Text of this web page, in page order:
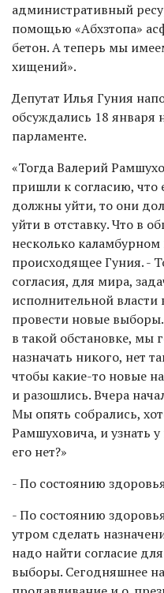
административный
помощью «Абхзтопа»
бетон. А теперь мы
хищений».
Депутат Илья Гуния
обсуждались 18 января
парламенте.
«Тогда Валерий
пришли к согласию, что
должны уйти, то они
уйти в отставку. Что в
несколько
происходящее Гуния. -
согласия, для мира,
исполнительной власти
провести новые
в такой обстановке, мы
назначать никого, нет
чтобы какие-то новые
и разошлись. Вчера
Мы опять собрались,
Рамшуховича, и узнать
его нет?»
- По состоянию
- По состоянию
утром сделать
надо найти согласие
выборы. Сегодняшнее